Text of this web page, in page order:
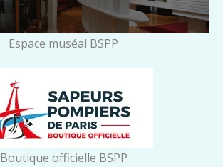
Espace muséal BSPP
Boutique officielle BSPP